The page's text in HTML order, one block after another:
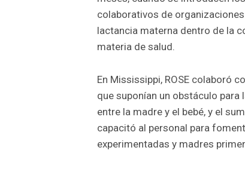
colaborativos de organizaciones
lactancia materna dentro de la
materia de salud.
En Mississippi, ROSE colaboró
que suponían un obstáculo
entre la madre y el bebé, y el
capacitó al personal para
experimentadas y madres